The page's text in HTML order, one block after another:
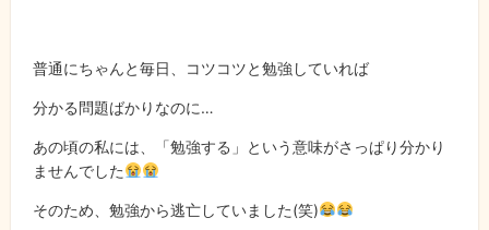
普通にちゃんと毎日、コツコツと勉強していれば
分かる問題ばかりなのに…
あの頃の私には、「勉強する」という意味がさっぱり分かり
ませんでした
そのため、勉強から逃亡していました(笑)